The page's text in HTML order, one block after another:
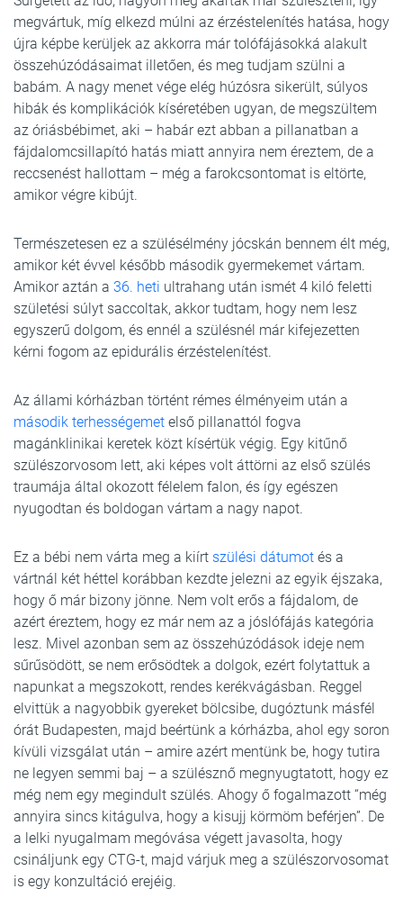
megvártuk, míg elkezd múlni az érzéstelenítés hatása, hogy
újra képbe kerüljek az akkorra már tolófájásokká alakult
összehúzódásaimat illetően, és meg tudjam szülni a
babám. A nagy menet vége elég húzósra sikerült, súlyos
hibák és komplikációk kíséretében ugyan, de megszültem
az óriásbébimet, aki – habár ezt abban a pillanatban a
fájdalomcsillapító hatás miatt annyira nem éreztem, de a
reccsenést hallottam – még a farokcsontomat is eltörte,
amikor végre kibújt.
Természetesen ez a szülésélmény jócskán bennem élt még,
amikor két évvel később második gyermekemet vártam.
Amikor aztán a 36. heti ultrahang után ismét 4 kiló feletti
születési súlyt saccoltak, akkor tudtam, hogy nem lesz
egyszerű dolgom, és ennél a szülésnél már kifejezetten
kérni fogom az epidurális érzéstelenítést.
Az állami kórházban történt rémes élményeim után a
második terhességemet első pillanattól fogva
magánklinikai keretek közt kísértük végig. Egy kitűnő
szülészorvosom lett, aki képes volt áttörni az első szülés
traumája által okozott félelem falon, és így egészen
nyugodtan és boldogan vártam a nagy napot.
Ez a bébi nem várta meg a kiírt szülési dátumot és a
vártnál két héttel korábban kezdte jelezni az egyik éjszaka,
hogy ő már bizony jönne. Nem volt erős a fájdalom, de
azért éreztem, hogy ez már nem az a jóslófájás kategória
lesz. Mivel azonban sem az összehúzódások ideje nem
sűrűsödött, se nem erősödtek a dolgok, ezért folytattuk a
napunkat a megszokott, rendes kerékvágásban. Reggel
elvittük a nagyobbik gyereket bölcsibe, dugóztunk másfél
órát Budapesten, majd beértünk a kórházba, ahol egy soron
kívüli vizsgálat után – amire azért mentünk be, hogy tutira
ne legyen semmi baj – a szülésznő megnyugtatott, hogy ez
még nem egy megindult szülés. Ahogy ő fogalmazott “még
annyira sincs kitágulva, hogy a kisujj körmöm beférjen”. De
a lelki nyugalmam megóvása végett javasolta, hogy
csináljunk egy CTG-t, majd várjuk meg a szülészorvosomat
is egy konzultáció erejéig.